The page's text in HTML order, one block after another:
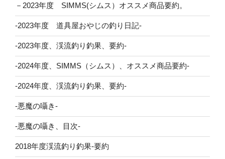
－2023年度 SIMMS(シムス）オススメ商品要約。
-2023年度 道具屋おやじの釣り日記-
-2023年度、渓流釣り釣果、要約-
-2024年度、SIMMS（シムス）、オススメ商品要約-
-2024年度、渓流釣り釣果、要約-
-悪魔の囁き-
-悪魔の囁き、目次-
2018年度渓流釣り釣果-要約